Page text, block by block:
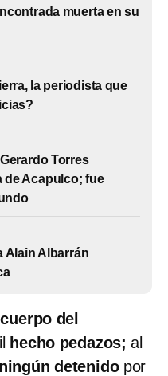
muerta en su
la periodista que
Torres
de Acapulco; fue
Alain Albarrán
cuerpo del
hecho pedazos;al
detenidopor